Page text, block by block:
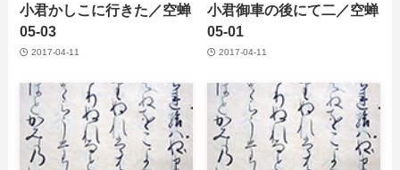
小君かしこに行きた／空蝉
05-03
2017-04-11
小君御車の後にて二／空蝉
05-01
2017-04-11